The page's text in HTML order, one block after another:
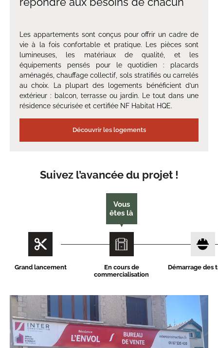
Les appartements sont conçus pour offrir un cadre de
vie à la fois confortable et pratique. Les pièces sont
lumineuses, les matériaux de qualité, et les
équipements pensés pour le quotidien : placards
aménagés, chauffage collectif, sols stratifiés ou carrelés
au choix. La plupart des logements bénéficient d’un
extérieur : balcon, terrasse ou jardin. Le tout dans une
résidence sécurisée et certifiée NF Habitat HQE.
Découvrir les logements
Suivez l’avancée du projet !
Grand lancement
En cours de
commercialisation
Démarrage des